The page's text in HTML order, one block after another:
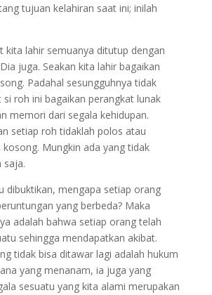
tujuan kelahiran saat ini; inilah
kita lahir semuanya ditutup dengan
juga. Seakan kita lahir bagaikan
Padahal sesungguhnya tidak
si roh ini bagaikan perangkat lunak
memori dari segala kehidupan.
setiap roh tidaklah polos atau
Mungkin ada yang tidak
saja.
dibuktikan, mengapa setiap orang
yang berbeda? Maka
adalah bahwa setiap orang telah
sehingga mendapatkan akibat.
tidak bisa ditawar lagi adalah hukum
yang menanam, ia juga yang
sesuatu yang kita alami merupakan